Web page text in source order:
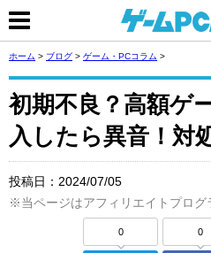
ホーム > ブログ > ゲーム・PCコラム >
初期不良？高額ゲ
入したら異音！対
投稿日： 2024/07/05
※当ページはアフィリエイトプログ
0 0